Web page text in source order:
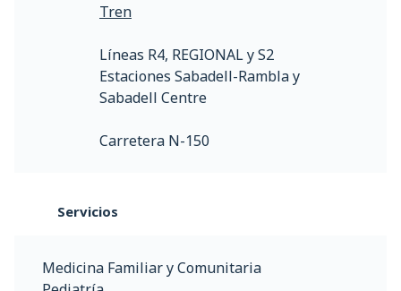
Tren
Líneas R4, REGIONAL y S2
Estaciones Sabadell-Rambla y
Sabadell Centre
Carretera N-150
Servicios
Medicina Familiar y Comunitaria